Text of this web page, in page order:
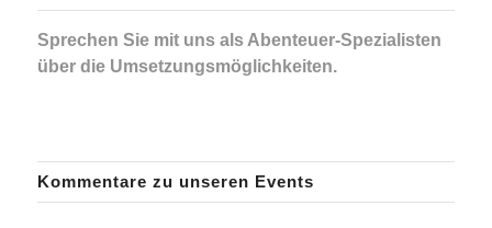
Sprechen Sie mit uns als Abenteuer-Spezialisten
über die Umsetzungsmöglichkeiten.
Kommentare zu unseren Events